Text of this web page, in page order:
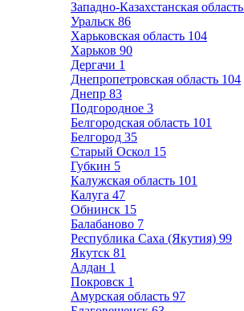
Западно-Казахстанская область
Уральск 86
Харьковская область 104
Харьков 90
Дергачи 1
Днепропетровская область 104
Днепр 83
Подгородное 3
Белгородская область 101
Белгород 35
Старый Оскол 15
Губкин 5
Калужская область 101
Калуга 47
Обнинск 15
Балабаново 7
Республика Саха (Якутия) 99
Якутск 81
Алдан 1
Покровск 1
Амурская область 97